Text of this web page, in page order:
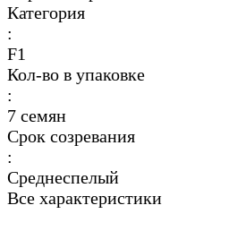
Категория
:
F1
Кол-во в упаковке
:
7 семян
Срок созревания
:
Среднеспелый
Все характеристики